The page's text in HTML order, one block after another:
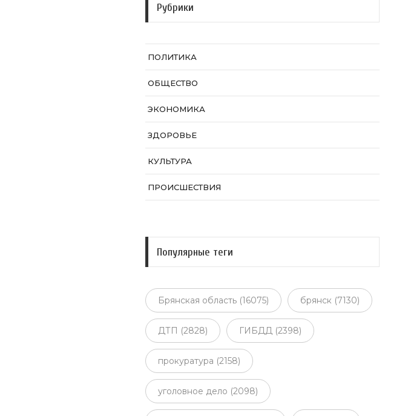
Рубрики
ПОЛИТИКА
ОБЩЕСТВО
ЭКОНОМИКА
ЗДОРОВЬЕ
КУЛЬТУРА
ПРОИСШЕСТВИЯ
Популярные теги
Брянская область (16075) брянск (7130)
ДТП (2828) ГИБДД (2398)
прокуратура (2158)
уголовное дело (2098)